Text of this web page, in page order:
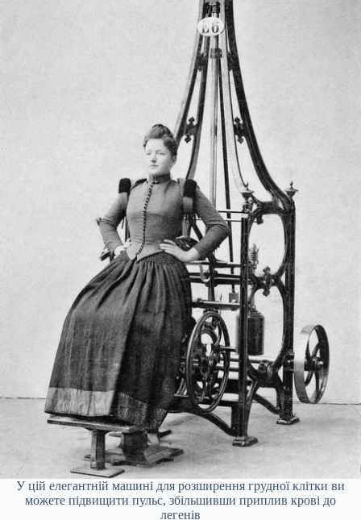
У цій елегантній машині для розширення грудної клітки ви
можете підвищити пульс, збільшивши приплив крові до
легенів